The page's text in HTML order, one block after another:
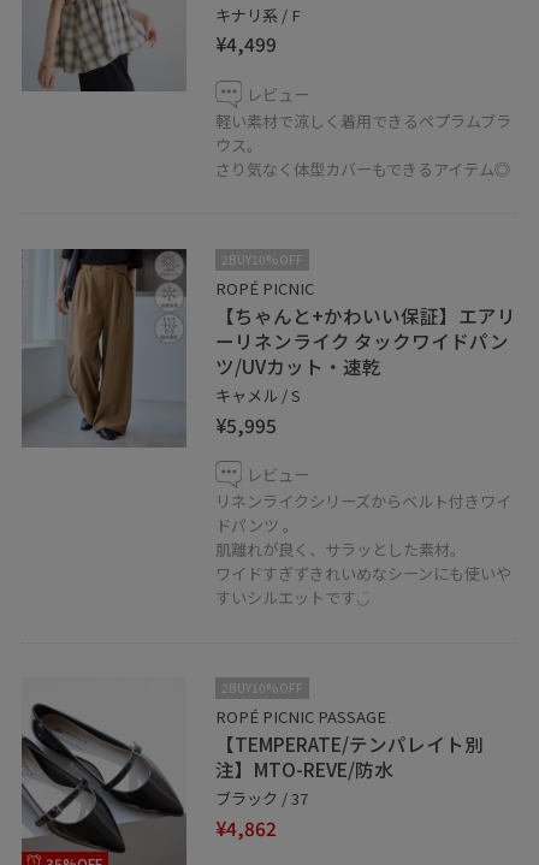
キナリ系 / F
¥4,499
レビュー
軽い素材で涼しく着用できるペプラムブラ
ウス。
さり気なく体型カバーもできるアイテム◎
2BUY10%OFF
ROPÉ PICNIC
【ちゃんと+かわいい保証】エアリ
ーリネンライク タックワイドパン
ツ/UVカット・速乾
キャメル / S
¥5,995
レビュー
リネンライクシリーズからベルト付きワイ
ドパンツ 。
肌離れが良く、サラッとした素材。
ワイドすぎずきれいめなシーンにも使いや
すいシルエットです◡̈
2BUY10%OFF
ROPÉ PICNIC PASSAGE
【TEMPERATE/テンパレイト別
注】MTO-REVE/防水
ブラック / 37
¥4,862